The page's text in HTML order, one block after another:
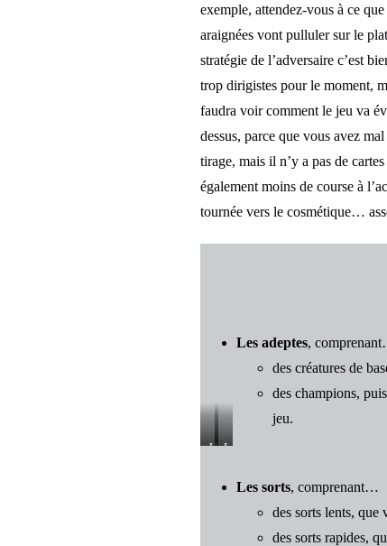
exemple, attendez-vous à ce
araignées vont pulluler sur le
stratégie de l’adversaire c’est
trop dirigistes pour le moment,
faudra voir comment le jeu va
dessus, parce que vous avez
tirage, mais il n’y a pas de
également moins de course à
tournée vers le cosmétique…
Les adeptes,
des créatures de
des champions,
jeu.
Un
ventgabondeur
Lucian,
champion
Les sorts, comprenant…
des sorts lents, que
des sorts rapides,